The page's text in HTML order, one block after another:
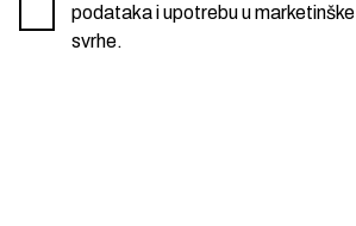
podataka i upotrebu u marketinške
svrhe.